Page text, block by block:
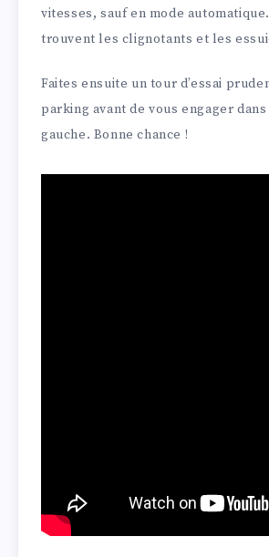
vitesses, sauf en mode
trouvent les clignotants et les
Faites ensuite un tour d’essai
parking avant de vous engager
gauche. Bonne chance !